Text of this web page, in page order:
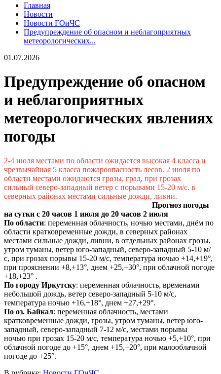
Главная
Новости
Новости ГОиЧС
Предупреждение об опасном и неблагоприятных
метеорологических...
01.07.2026
Предупреждение об опасном
и неблагоприятных
метеорологических явлениях
погоды
2-4 июля местами по области ожидается высокая 4 класса и
чрезвычайная 5 класса пожароопасность лесов. 2 июля по
области местами ожидаются грозы, град, при грозах
сильный северо-западный ветер с порывами 15-20 м/с. в
северных районах местами сильные дожди, ливни.
Прогноз погоды
на сутки с 20 часов 1 июля до 20 часов 2 июля
По области: переменная облачность, ночью местами, днём по
области кратковременные дожди, в северных районах
местами сильные дожди, ливни, в отдельных районах грозы,
утром туманы, ветер юго-западный, северо-западный 5-10 м/
с, при грозах порывы 15-20 м/с, температура ночью +14,+19°,
при прояснении +8,+13°, днем +25,+30°, при облачной погоде
+18,+23° .
По городу Иркутску: переменная облачность, временами
небольшой дождь, ветер северо-западный 5-10 м/с,
температура ночью +16,+18°, днем +27,+29°.
По оз. Байкал: переменная облачность, местами
кратковременные дожди, грозы, утром туманы, ветер юго-
западный, северо-западный 7-12 м/с, местами порывы
ночью при грозах 15-20 м/с, температура ночью +5,+10°, при
облачной погоде до +15°, днем +15,+20°, при малооблачной
погоде до +25°.